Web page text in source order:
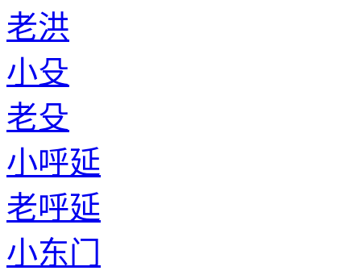
老洪
小殳
老殳
小呼延
老呼延
小东门